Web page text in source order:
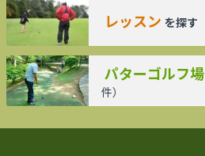
レッスン を探す
パターゴルフ場
件）